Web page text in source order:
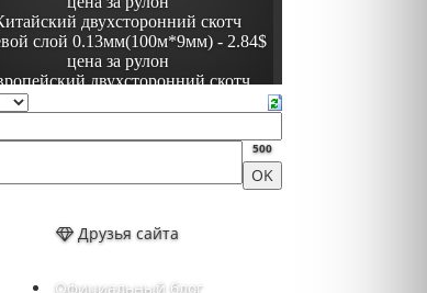
500
Друзья сайта
Официальный блог